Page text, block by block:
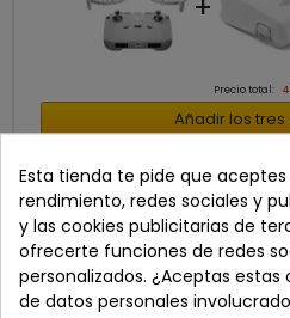
+
Precio total:
Añadir los
Mostrar detalles
Este producto:DJI FLIP
379,00 €
DJI FLIP INTELLIGENT FLIGHT
62,90 €
DJI FLIP ND FILTER SET (ND16/
49,00 €
Esta tienda te pide que
rendimiento, redes sociales y
y las cookies publicitarias de
ofrecerte funciones de redes
personalizados. ¿Aceptas
de datos personales